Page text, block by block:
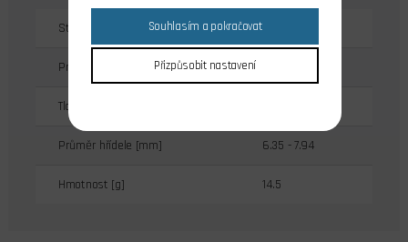
Stoupání [m] 0.152
Průměr vrtule [mm]
Tloušťka středu [mm]
Průměr hřídele [mm] 6.35 - 7.94
Hmotnost [g] 14.5
Souhlasím a pokračovat
Přizpůsobit nastavení